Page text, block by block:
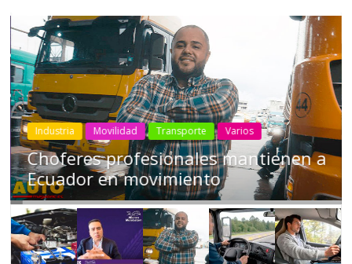
Industria Movilidad Transporte Varios
Choferes profesionales mantienen a
Ecuador en movimiento